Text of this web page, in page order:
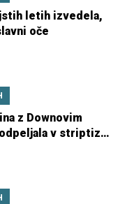
letih izvedela,
oče
z Downovim
v striptiz